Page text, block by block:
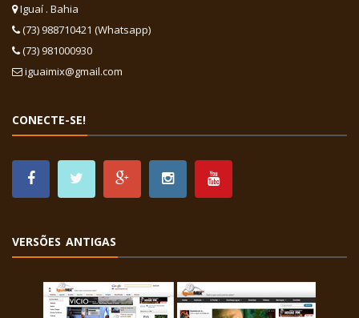
Iguaí . Bahia
(73) 988710421 (Whatsapp)
(73) 981000930
iguaimix@gmail.com
CONECTE-SE!
VERSÕES ANTIGAS